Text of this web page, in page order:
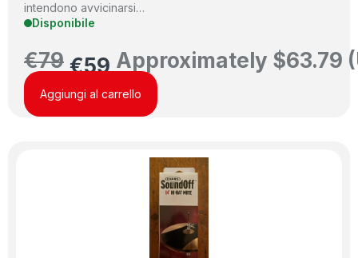
intendono avvicinarsi…
Disponibile
€79 €59 Approximately $63.79
Aggiungi al carrello